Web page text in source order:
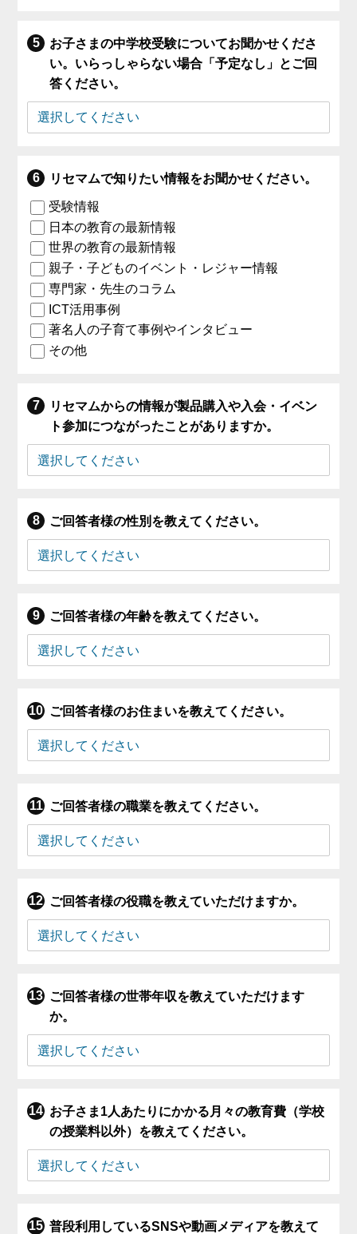
お子さまの中学校受験についてお聞かせくださ
い。いらっしゃらない場合「予定なし」とご回
答ください。
リセマムで知りたい情報をお聞かせください。
受験情報
日本の教育の最新情報
世界の教育の最新情報
親子・子どものイベント・レジャー情報
専門家・先生のコラム
ICT活用事例
著名人の子育て事例やインタビュー
その他
リセマムからの情報が製品購入や入会・イベン
ト参加につながったことがありますか。
ご回答者様の性別を教えてください。
ご回答者様の年齢を教えてください。
ご回答者様のお住まいを教えてください。
ご回答者様の職業を教えてください。
ご回答者様の役職を教えていただけますか。
ご回答者様の世帯年収を教えていただけます
か。
お子さま1人あたりにかかる月々の教育費（学校
の授業料以外）を教えてください。
普段利用しているSNSや動画メディアを教えて